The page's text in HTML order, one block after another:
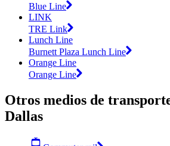
Blue Line
LINK
TRE Link
Lunch Line
Burnett Plaza Lunch Line
Orange Line
Orange Line
Otros medios de
Dallas